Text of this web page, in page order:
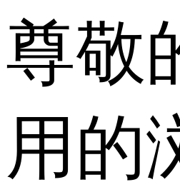
尊敬
用的